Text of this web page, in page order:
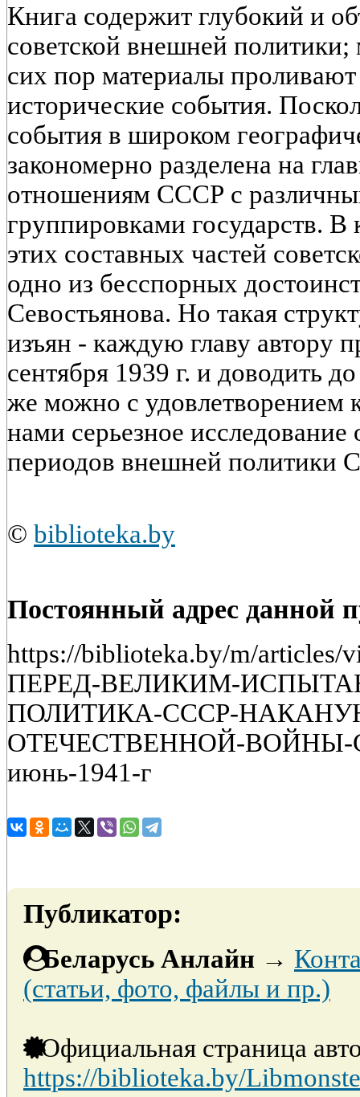
Книга содержит глубокий и
советской внешней
сих пор материалы
исторические события.
события в широком
закономерно разделена на
отношениям СССР с
группировками государств. В
этих составных частей
одно из бесспорных
Севостьянова. Но такая
изъян - каждую главу автору
сентября 1939 г. и доводить
же можно с удовлетворением
нами серьезное
периодов внешней политики
© biblioteka.by
Постоянный адрес данной
https://biblioteka.by/m/
ПЕРЕД-ВЕЛИКИМ-
ПОЛИТИКА-СССР-
ОТЕЧЕСТВЕННОЙ-ВОЙНЫ-
июнь-1941-г
Публикатор:
Беларусь Анлайн →
(статьи, фото, файлы и пр.)
Официальная страница
https://biblioteka.by/